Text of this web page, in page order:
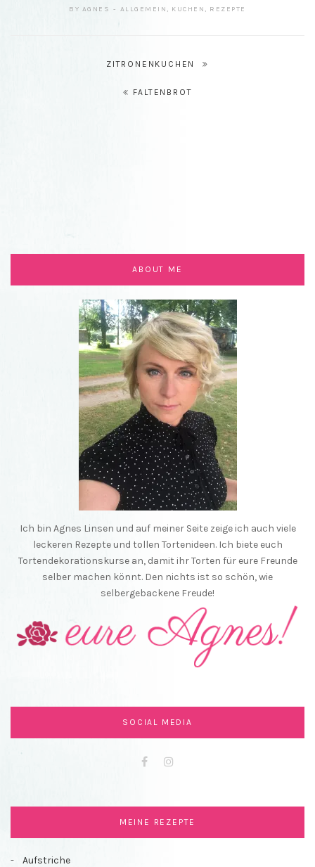
BY AGNES ALLGEMEIN , KUCHEN , REZEPTE
BeitragsnavigationZITRONENKUCHEN
FALTENBROT
ABOUT ME
Ich bin Agnes Linsen und auf meiner Seite zeige ich auch viele
leckeren Rezepte und tollen Tortenideen. Ich biete euch
Tortendekorationskurse an, damit ihr Torten für eure Freunde
selber machen könnt. Den nichts ist so schön, wie
selbergebackene Freude!
SOCIAL MEDIA
Facebook
MEINE REZEPTE
Aufstriche